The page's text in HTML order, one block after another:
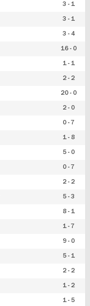
3 - 1
3 - 1
3 - 4
16 - 0
1 - 1
2 - 2
20 - 0
2 - 0
0 - 7
1 - 8
5 - 0
0 - 7
2 - 2
5 - 3
8 - 1
1 - 7
9 - 0
5 - 1
2 - 2
1 - 2
1 - 5